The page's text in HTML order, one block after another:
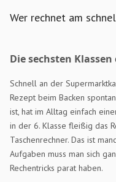
Wer rechnet am
Die sechsten
Schnell an der
Rezept beim Backen
ist, hat im Alltag einfach
in der 6. Klasse fleißig das
Taschenrechner. Das ist
Aufgaben muss man sich
Rechentricks parat haben.